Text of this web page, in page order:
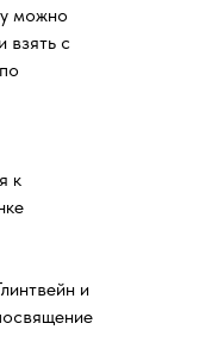
можно
взять с
к
и